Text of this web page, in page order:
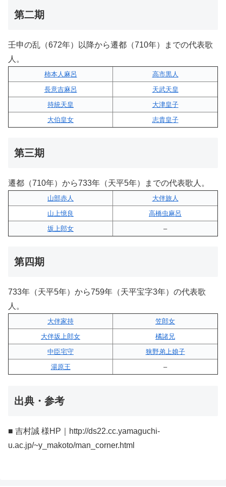
第二期
壬申の乱（672年）以降から遷都（710年）までの代表歌
人。
柿本人麻呂
高市黒人
長意吉麻呂
天武天皇
持統天皇
大津皇子
大伯皇女
志貴皇子
第三期
遷都（710年）から733年（天平5年）までの代表歌人。
山部赤人
大伴旅人
山上憶良
高橋虫麻呂
坂上郎女
–
第四期
733年（天平5年）から759年（天平宝字3年）の代表歌
人。
大伴家持
笠郎女
大伴坂上郎女
橘諸兄
中臣宅守
狭野弟上娘子
湯原王
–
出典・参考
■ 吉村誠 様HP｜http://ds22.cc.yamaguchi-
u.ac.jp/~y_makoto/man_corner.html